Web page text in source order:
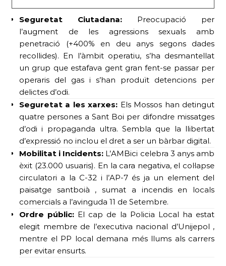
Seguretat Ciutadana: Preocupació per
l’augment de les agressions sexuals amb
penetració (+400% en deu anys segons dades
recollides). En l’àmbit operatiu, s’ha desmantellat
un grup que estafava gent gran fent-se passar per
operaris del gas i s’han produït detencions per
delictes d’odi.
Seguretat a les xarxes: Els Mossos han detingut
quatre persones a Sant Boi per difondre missatges
d’odi i propaganda ultra. Sembla que la llibertat
d’expressió no inclou el dret a ser un bàrbar digital.
Mobilitat i Incidents: L’AMBici celebra 3 anys amb
èxit (23.000 usuaris). En la cara negativa, el col·lapse
circulatori a la C-32 i l’AP-7 és ja un element del
paisatge santboià , sumat a incendis en locals
comercials a l’avinguda 11 de Setembre.
Ordre públic: El cap de la Policia Local ha estat
elegit membre de l’executiva nacional d’Unijepol ,
mentre el PP local demana més llums als carrers
per evitar ensurts.